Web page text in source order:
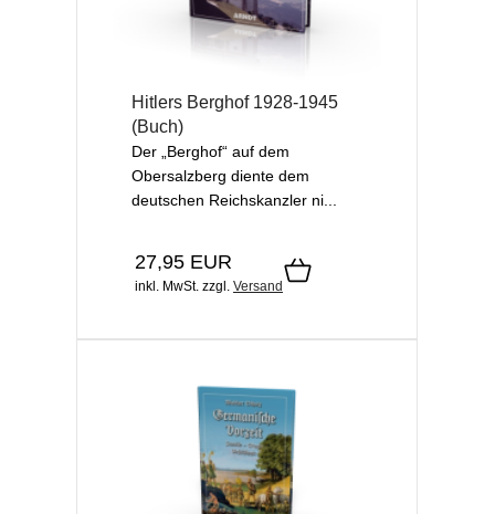
Hitlers Berghof 1928-1945
(Buch)
Der „Berghof“ auf dem
Obersalzberg diente dem
deutschen Reichskanzler ni...
27,95 EUR
inkl. MwSt. zzgl. Versand